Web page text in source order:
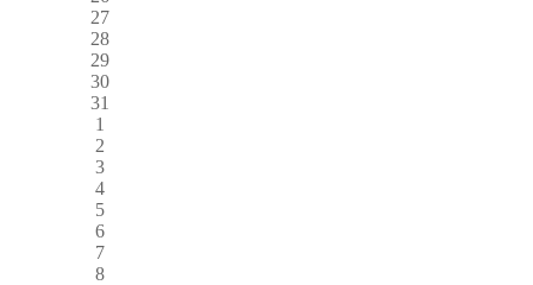
27
28
29
30
31
1
2
3
4
5
6
7
8